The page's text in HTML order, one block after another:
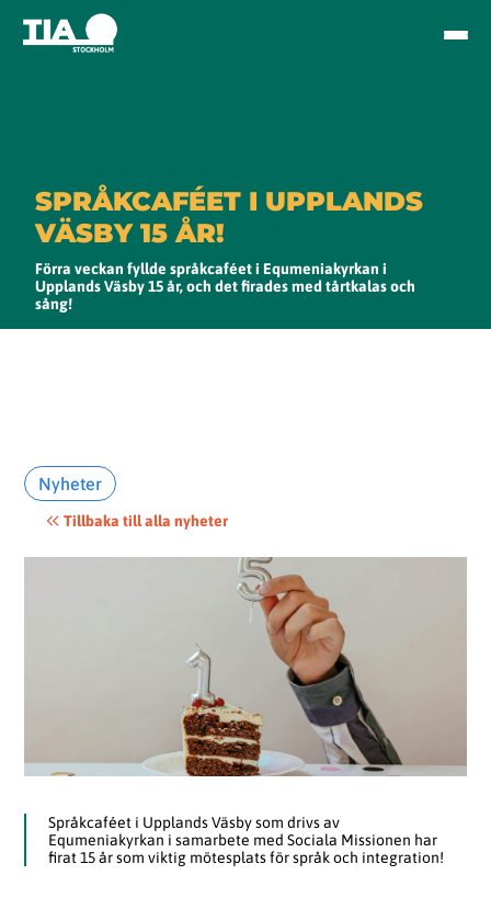
SPRÅKCAFÉET I UPPLANDS
VÄSBY 15 ÅR!
Förra veckan fyllde språkcaféet i Equmeniakyrkan i
Upplands Väsby 15 år, och det firades med tårtkalas och
sång!
Nyheter
Tillbaka till alla nyheter
Språkcaféet i Upplands Väsby som drivs av
Equmeniakyrkan i samarbete med Sociala Missionen har
firat 15 år som viktig mötesplats för språk och integration!